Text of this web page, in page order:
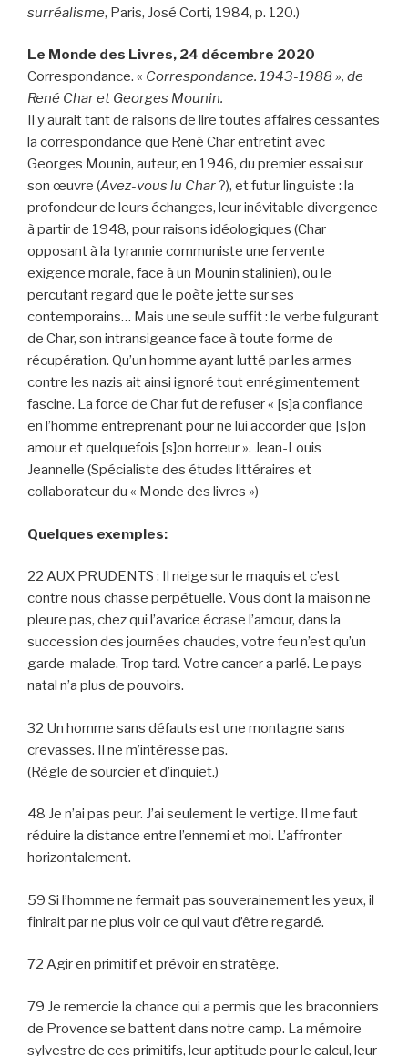
surréalisme, Paris, José Corti, 1984, p. 120.)
Le Monde des Livres, 24 décembre 2020
Correspondance. « Correspondance. 1943-1988 », de
René Char et Georges Mounin.
Il y aurait tant de raisons de lire toutes affaires cessantes
la correspondance que René Char entretint avec
Georges Mounin, auteur, en 1946, du premier essai sur
son œuvre (Avez-vous lu Char?), et futur linguiste : la
profondeur de leurs échanges, leur inévitable divergence
à partir de 1948, pour raisons idéologiques (Char
opposant à la tyrannie communiste une fervente
exigence morale, face à un Mounin stalinien), ou le
percutant regard que le poète jette sur ses
contemporains… Mais une seule suffit : le verbe fulgurant
de Char, son intransigeance face à toute forme de
récupération. Qu’un homme ayant lutté par les armes
contre les nazis ait ainsi ignoré tout enrégimentement
fascine. La force de Char fut de refuser « [s]a confiance
en l’homme entreprenant pour ne lui accorder que [s]on
amour et quelquefois [s]on horreur ». Jean-Louis
Jeannelle (Spécialiste des études littéraires et
collaborateur du « Monde des livres »)
Quelques exemples:
22 AUX PRUDENTS : Il neige sur le maquis et c’est
contre nous chasse perpétuelle. Vous dont la maison ne
pleure pas, chez qui l’avarice écrase l’amour, dans la
succession des journées chaudes, votre feu n’est qu’un
garde-malade. Trop tard. Votre cancer a parlé. Le pays
natal n’a plus de pouvoirs.
32 Un homme sans défauts est une montagne sans
crevasses. Il ne m’intéresse pas.
(Règle de sourcier et d’inquiet.)
48 Je n’ai pas peur. J’ai seulement le vertige. Il me faut
réduire la distance entre l’ennemi et moi. L’affronter
horizontalement.
59 Si l’homme ne fermait pas souverainement les yeux, il
finirait par ne plus voir ce qui vaut d’être regardé.
72 Agir en primitif et prévoir en stratège.
79 Je remercie la chance qui a permis que les braconniers
de Provence se battent dans notre camp. La mémoire
sylvestre de ces primitifs, leur aptitude pour le calcul, leur